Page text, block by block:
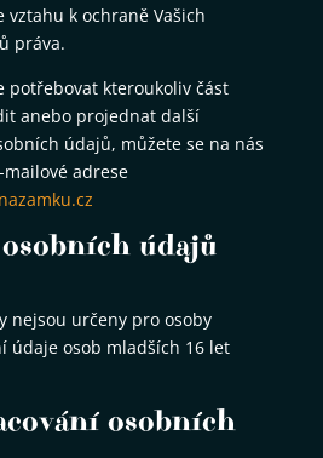
vztahu k ochraně Vašich
práva.
potřebovat kteroukoliv část
anebo projednat další
údajů, můžete se na nás
adrese
údajů
nejsou určeny pro osoby
údaje osob mladších 16 let
osobních